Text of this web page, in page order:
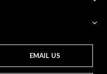
EMAIL US